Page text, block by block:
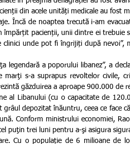
din acele unități medicale au fost
pacienții, unii dintre ei trebuie
unde pot fi îngrijiți după nevoi”,
marţi s-a suprapus revoltelor civile,
găzduirea a aproape 900.000 de
depozitat înăuntru, ceea ce face
Conform ministrului economiei,
puţin trei luni pentru a-şi asigura
Cu o populație de 6 milioane de